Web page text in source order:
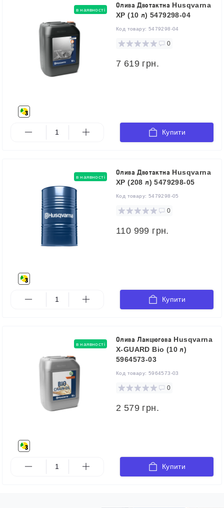
в наявності
Олива Двотактна Husqvarna
XP (10 л) 5479298-04
Код товару: 5479298-04
0
7 619 грн.
Купити
в наявності
Олива Двотактна Husqvarna
XP (208 л) 5479298-05
Код товару: 5479298-05
0
110 999 грн.
Купити
в наявності
Олива Ланцюгова Husqvarna
X-GUARD Bio (10 л)
5964573-03
Код товару: 5964573-03
0
2 579 грн.
Купити